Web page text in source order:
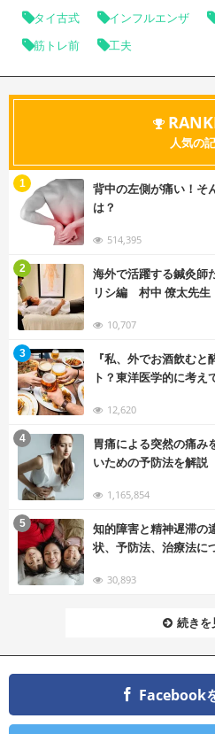
タイ古式 インフルエンザ
筋トレ前 工夫
人気の
背中の左側が痛い！そ
は？
514,395
1
海外で活躍する鍼灸
リシ編 村中 僚太先生
10,707
2
『私、外でお酒飲む
ト？東洋医学的に考え
12,620
3
胃痛による突然の痛み
いための予防法を解説
1,165,854
4
知的障害と精神遅滞の
状、予防法、治療法に
30,893
5
続きを
Facebook